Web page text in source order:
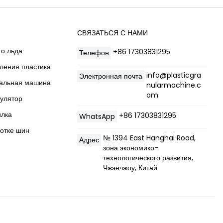
льда
пластика
машина
шин
СВЯЗАТЬСЯ С НАМИ
Телефон +86 17303831295
Электронная почта info@plasticgra
nularmachine.c
om
WhatsApp +86 17303831295
Адрес № 1394 East Hanghai Road,
зона экономико-
технологического развития,
Чжэнчжоу, Китай